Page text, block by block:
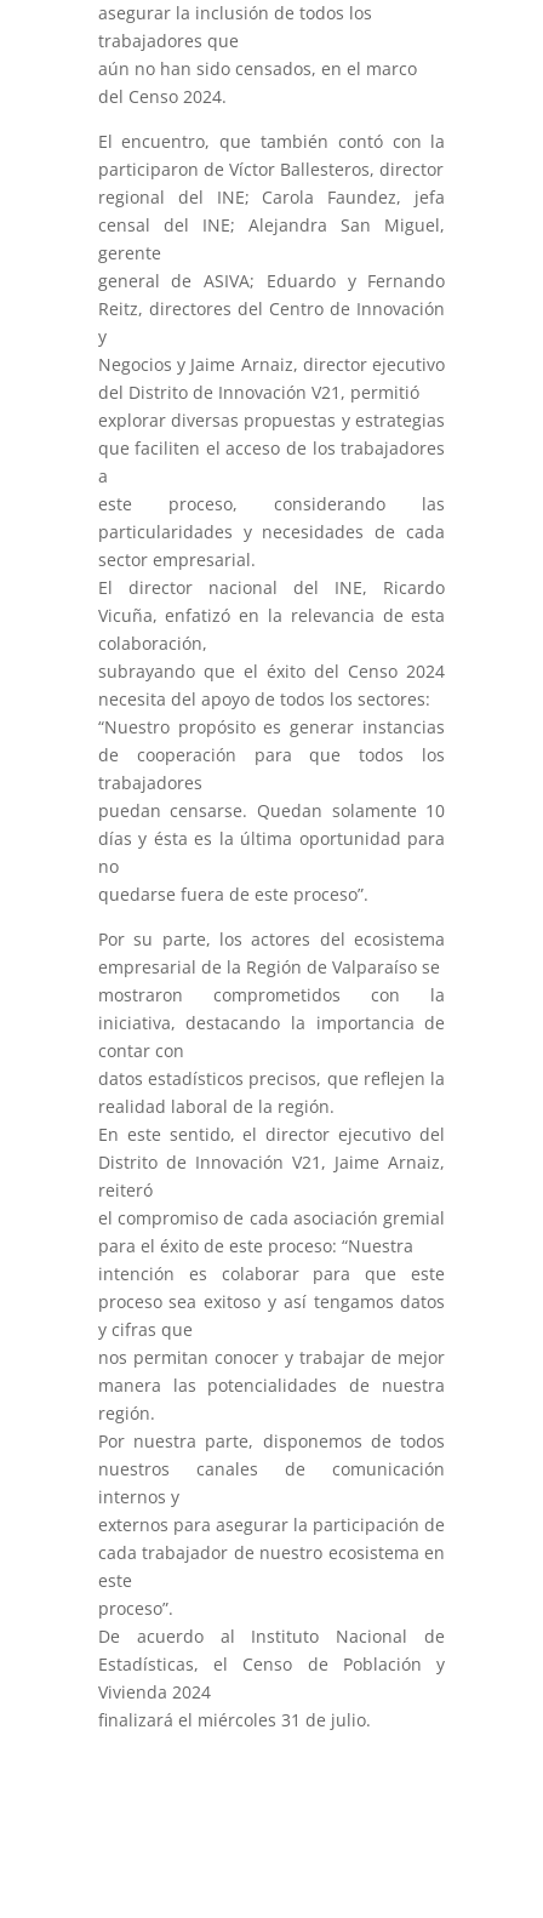
asegurar la inclusión de todos los
trabajadores que
aún no han sido censados, en el marco
del Censo 2024.
El encuentro, que también contó con la
participaron de Víctor Ballesteros, director
regional del INE; Carola Faundez, jefa
censal del INE; Alejandra San Miguel,
gerente
general de ASIVA; Eduardo y Fernando
Reitz, directores del Centro de Innovación
y
Negocios y Jaime Arnaiz, director ejecutivo
del Distrito de Innovación V21, permitió
explorar diversas propuestas y estrategias
que faciliten el acceso de los trabajadores
a
este proceso, considerando las
particularidades y necesidades de cada
sector empresarial.
El director nacional del INE, Ricardo
Vicuña, enfatizó en la relevancia de esta
colaboración,
subrayando que el éxito del Censo 2024
necesita del apoyo de todos los sectores:
“Nuestro propósito es generar instancias
de cooperación para que todos los
trabajadores
puedan censarse. Quedan solamente 10
días y ésta es la última oportunidad para
no
quedarse fuera de este proceso”.
Por su parte, los actores del ecosistema
empresarial de la Región de Valparaíso se
mostraron comprometidos con la
iniciativa, destacando la importancia de
contar con
datos estadísticos precisos, que reflejen la
realidad laboral de la región.
En este sentido, el director ejecutivo del
Distrito de Innovación V21, Jaime Arnaiz,
reiteró
el compromiso de cada asociación gremial
para el éxito de este proceso: “Nuestra
intención es colaborar para que este
proceso sea exitoso y así tengamos datos
y cifras que
nos permitan conocer y trabajar de mejor
manera las potencialidades de nuestra
región.
Por nuestra parte, disponemos de todos
nuestros canales de comunicación
internos y
externos para asegurar la participación de
cada trabajador de nuestro ecosistema en
este
proceso”.
De acuerdo al Instituto Nacional de
Estadísticas, el Censo de Población y
Vivienda 2024
finalizará el miércoles 31 de julio.